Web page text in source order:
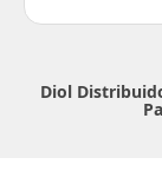
Diol